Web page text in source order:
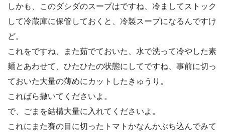
しかも、このダシダのスープはですね、冷ましてストック
して冷蔵庫に保管しておくと、冷製スープになるんですけ
ど。
これをですね、また茹でておいた、水で洗って冷やした素
麺とあわせて、ひたひたの状態にしてですね、事前に切っ
ておいた大量の薄めにカットしたきゅうり。
こればら撒いてくださいよ。
で、ごまを結構大量に入れてくださいよ。
これにまた賽の目に切ったトマトかなんかぶち込んでみて